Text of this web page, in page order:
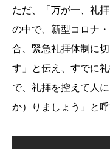
ただ、「万が一、礼
の中で、新型コロナ
合、緊急礼拝体制に
す」と伝え、すでに
で、礼拝を控えて人に
か）りましょう」と呼